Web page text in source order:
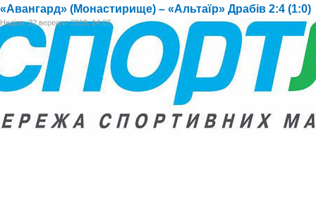
«Авангард» (Монастирище) – «Альтаїр» Драбів 2:4 (1:0)
Неділя, 22 вересня 2019, 14:07